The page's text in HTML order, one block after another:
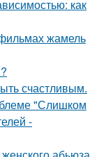
как
жамель
счастливым.
"Слишком
-